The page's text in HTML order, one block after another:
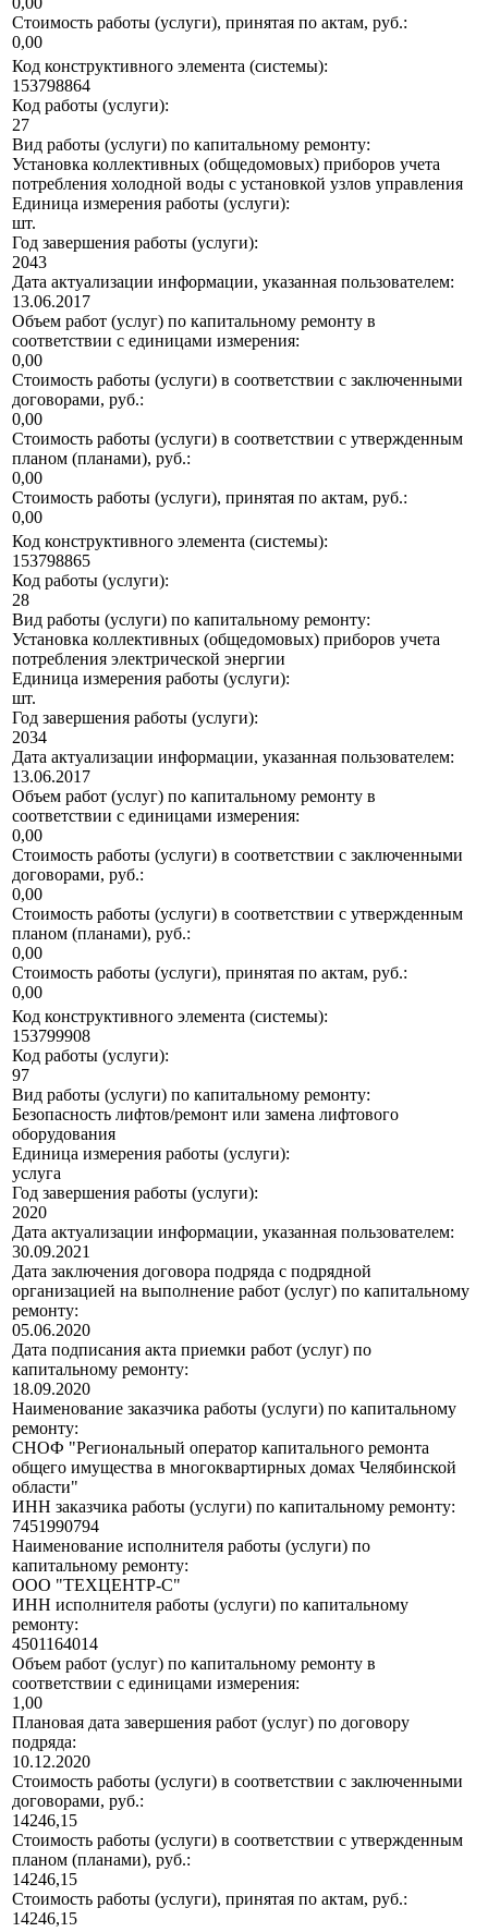
Стоимость работы (услуги), принятая по актам, руб.:
0,00
Код конструктивного элемента (системы):
153798864
Код работы (услуги):
27
Вид работы (услуги) по капитальному ремонту:
Установка коллективных (общедомовых) приборов учета
потребления холодной воды с установкой узлов управления
Единица измерения работы (услуги):
шт.
Год завершения работы (услуги):
2043
Дата актуализации информации, указанная пользователем:
13.06.2017
Объем работ (услуг) по капитальному ремонту в
соответствии с единицами измерения:
0,00
Стоимость работы (услуги) в соответствии с заключенными
договорами, руб.:
0,00
Стоимость работы (услуги) в соответствии с утвержденным
планом (планами), руб.:
0,00
Стоимость работы (услуги), принятая по актам, руб.:
0,00
Код конструктивного элемента (системы):
153798865
Код работы (услуги):
28
Вид работы (услуги) по капитальному ремонту:
Установка коллективных (общедомовых) приборов учета
потребления электрической энергии
Единица измерения работы (услуги):
шт.
Год завершения работы (услуги):
2034
Дата актуализации информации, указанная пользователем:
13.06.2017
Объем работ (услуг) по капитальному ремонту в
соответствии с единицами измерения:
0,00
Стоимость работы (услуги) в соответствии с заключенными
договорами, руб.:
0,00
Стоимость работы (услуги) в соответствии с утвержденным
планом (планами), руб.:
0,00
Стоимость работы (услуги), принятая по актам, руб.:
0,00
Код конструктивного элемента (системы):
153799908
Код работы (услуги):
97
Вид работы (услуги) по капитальному ремонту:
Безопасность лифтов/ремонт или замена лифтового
оборудования
Единица измерения работы (услуги):
услуга
Год завершения работы (услуги):
2020
Дата актуализации информации, указанная пользователем:
30.09.2021
Дата заключения договора подряда с подрядной
организацией на выполнение работ (услуг) по капитальному
ремонту:
05.06.2020
Дата подписания акта приемки работ (услуг) по
капитальному ремонту:
18.09.2020
Наименование заказчика работы (услуги) по капитальному
ремонту:
СНОФ "Региональный оператор капитального ремонта
общего имущества в многоквартирных домах Челябинской
области"
ИНН заказчика работы (услуги) по капитальному ремонту:
7451990794
Наименование исполнителя работы (услуги) по
капитальному ремонту:
ООО "ТЕХЦЕНТР-С"
ИНН исполнителя работы (услуги) по капитальному
ремонту:
4501164014
Объем работ (услуг) по капитальному ремонту в
соответствии с единицами измерения:
1,00
Плановая дата завершения работ (услуг) по договору
подряда:
10.12.2020
Стоимость работы (услуги) в соответствии с заключенными
договорами, руб.:
14246,15
Стоимость работы (услуги) в соответствии с утвержденным
планом (планами), руб.:
14246,15
Стоимость работы (услуги), принятая по актам, руб.:
14246,15